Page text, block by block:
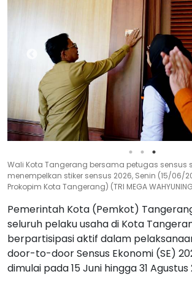
Wali Kota Tangerang bersama petugas sensus
menempelkan stiker sensus 2026, Senin (15/06/
Prokopim Kota Tangerang) (TRI MEGA
Pemerintah Kota (Pemkot)
seluruh pelaku usaha di Kota
berpartisipasi aktif dalam
door-to-door Sensus Ekonomi (SE)
dimulai pada 15 Juni hingga 31 Agustus